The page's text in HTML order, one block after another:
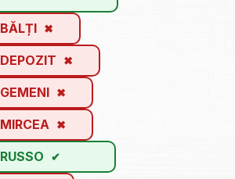
BĂLȚI
DEPOZIT
GEMENI
MIRCEA
RUSSO